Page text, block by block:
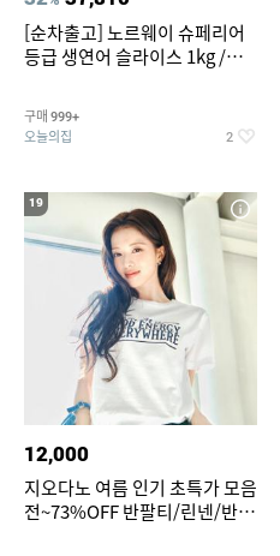
[순차출고] 노르웨이 슈페리어
등급 생연어 슬라이스 1kg /
구매 999+
오늘의집 2
19
12,000
지오다노 여름 인기 초특가 모음
전~73%OFF 반팔티/린넨/반바